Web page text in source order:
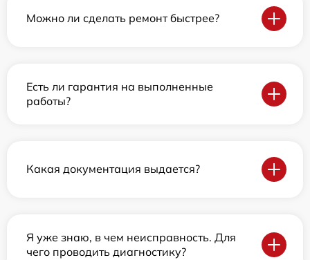
Можно ли сделать ремонт быстрее?
Есть ли гарантия на выполненные
работы?
Какая документация выдается?
Я уже знаю, в чем неисправность. Для
чего проводить диагностику?